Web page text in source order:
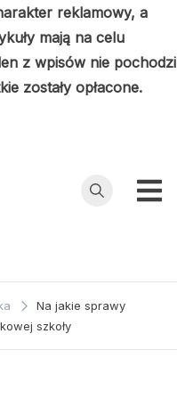
reklamowy, a
mają na celu
z wpisów nie pochodzi
zostały opłacone.
Na jakie sprawy
szkoły